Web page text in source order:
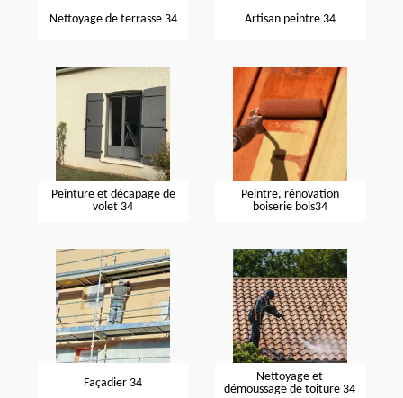
Nettoyage de terrasse 34 Artisan peintre 34
Peinture et décapage de
volet 34
Peintre, rénovation
boiserie bois34
Façadier 34
Nettoyage et
démoussage de toiture 34